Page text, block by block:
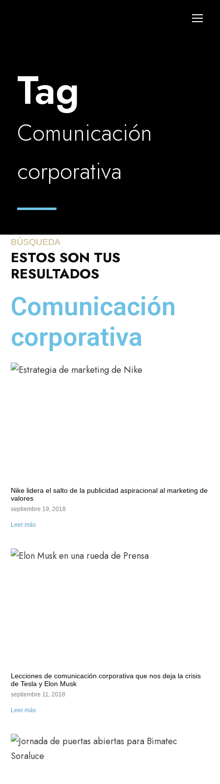
Tag
Comunicación
corporativa
BÚSQUEDA
ESTOS SON TUS
RESULTADOS
Comunicación
corporativa
Nike lidera el salto de la publicidad aspiracional al marketing de
valores
septiembre 19, 2018
Leer más
Lecciones de comunicación corporativa que nos deja la crisis
de Tesla y Elon Musk
septiembre 11, 2018
Leer más